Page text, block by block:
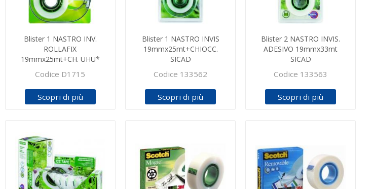
Blister 1 NASTRO INV.
ROLLAFIX
19mmx25mt+CH. UHU*
Codice D1715
Scopri di più
Blister 1 NASTRO INVIS
19mmx25mt+CHIOCC.
SICAD
Codice 133562
Scopri di più
Blister 2 NASTRO INVIS.
ADESIVO 19mmx33mt
SICAD
Codice 133563
Scopri di più